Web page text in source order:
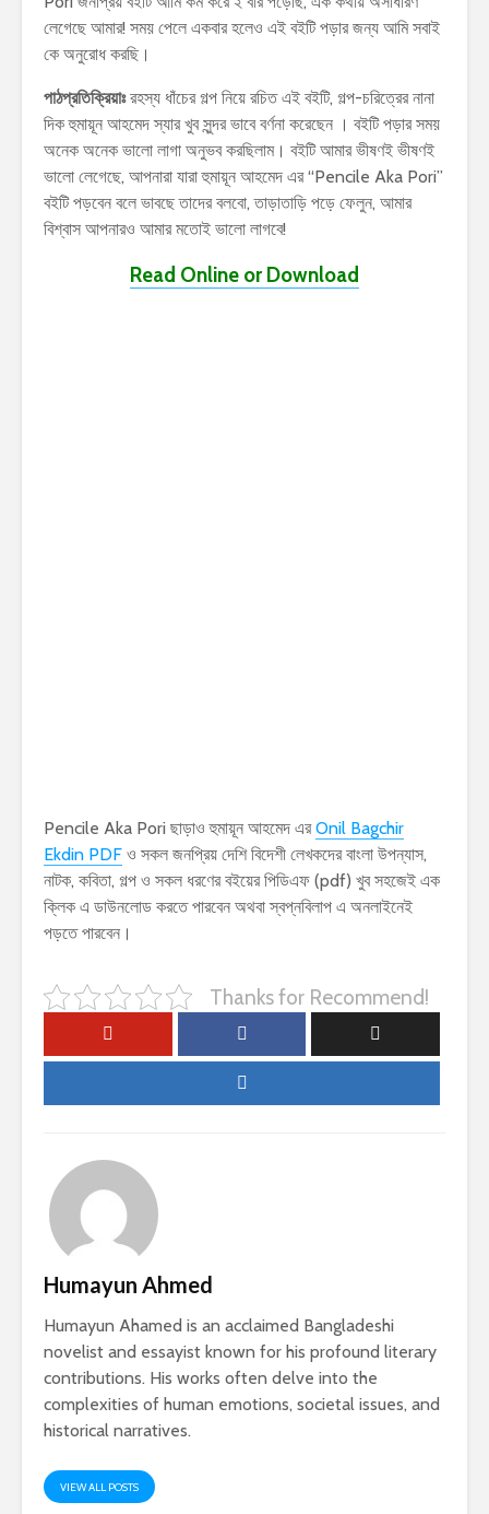
লেগেছে আমার! সময় পেলে একবার হলেও এই বইটি পড়ার জন্য আমি সবাই
কে অনুরোধ করছি।
পাঠপ্রতিক্রিয়াঃরহস্য ধাঁচের গল্প নিয়ে রচিত এই বইটি, গল্প-চরিত্রের নানা
দিক হুমায়ূন আহমেদ স্যার খুব সুন্দর ভাবে বর্ণনা করেছেন । বইটি পড়ার সময়
অনেক অনেক ভালো লাগা অনুভব করছিলাম। বইটি আমার ভীষণই ভীষণই
ভালো লেগেছে, আপনারা যারা হুমায়ূন আহমেদ এর “Pencile Aka Pori”
বইটি পড়বেন বলে ভাবছে তাদের বলবো, তাড়াতাড়ি পড়ে ফেলুন, আমার
বিশ্বাস আপনারও আমার মতোই ভালো লাগবে!
Read Online or Download
Pencile Aka Pori ছাড়াও হুমায়ূন আহমেদ এরOnil Bagchir
Ekdin PDF ও সকল জনপ্রিয় দেশি বিদেশী লেখকদের বাংলা উপন্যাস,
নাটক, কবিতা, গল্প ও সকল ধরণের বইয়ের পিডিএফ (pdf) খুব সহজেই এক
ক্লিক এ ডাউনলোড করতে পারবেন অথবা স্বপ্নবিলাপ এ অনলাইনেই
পড়তে পারবেন।
Thanks for Recommend!
Humayun Ahmed
Humayun Ahamed is an acclaimed Bangladeshi
novelist and essayist known for his profound literary
contributions. His works often delve into the
complexities of human emotions, societal issues, and
historical narratives.
VIEW ALL POSTS